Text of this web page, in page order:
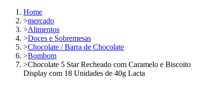
Home
>mercado
>Alimentos
>Doces e Sobremesas
>Chocolate / Barra de Chocolate
>Bombom
>Chocolate 5 Star Recheado com Caramelo e Biscoito
Display com 18 Unidades de 40g Lacta